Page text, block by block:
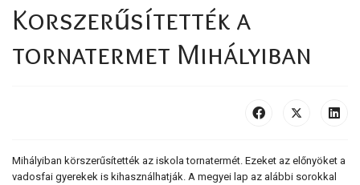
Korszerűsítették a
tornatermet Mihályiban
Mihályiban körszerűsítették az iskola tornatermét. Ezeket az előnyöket a
vadosfai gyerekek is kihasználhatják. A megyei lap az alábbi sorokkal